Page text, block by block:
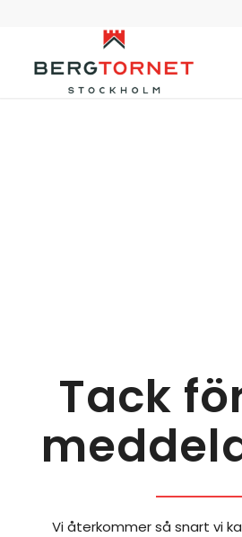
Tack
Vi återkommer så snart vi